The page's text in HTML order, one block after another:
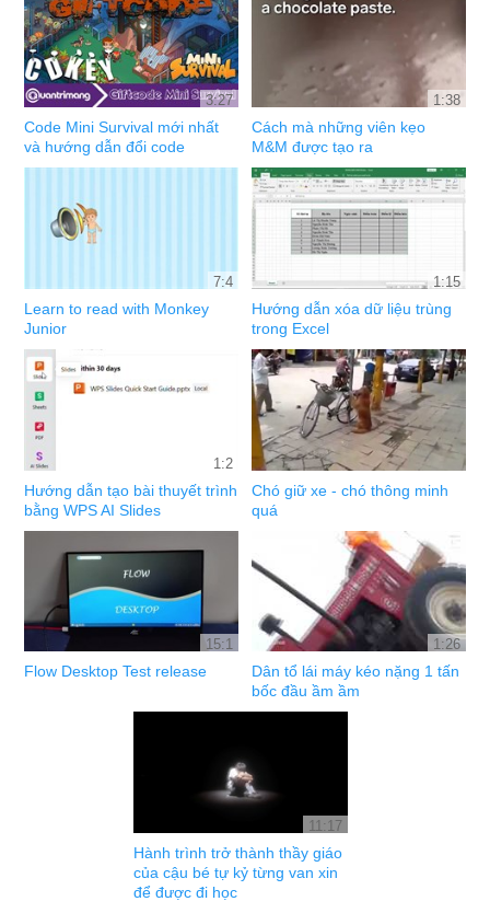
3:27
Code Mini Survival mới nhất
và hướng dẫn đổi code
1:38
Cách mà những viên kẹo
M&M được tạo ra
7:4
Learn to read with Monkey
Junior
1:15
Hướng dẫn xóa dữ liệu trùng
trong Excel
1:2
Hướng dẫn tạo bài thuyết trình
bằng WPS AI Slides
Chó giữ xe - chó thông minh
quá
15:1
Flow Desktop Test release
1:26
Dân tổ lái máy kéo nặng 1 tấn
bốc đầu ầm ầm
11:17
Hành trình trở thành thầy giáo
của cậu bé tự kỷ từng van xin
để được đi học